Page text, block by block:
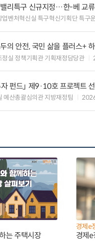
리특구 신규지정…한-베 교
업벤처혁신실 특구혁신기획단 특구
의 안전, 국민 삶을 플러스+
실 정책기획관 기획재정담당관
자 펀드」 제9·10호 프로젝트
예산총괄심의관 지방재정팀
는 주택시장
경제e
경제